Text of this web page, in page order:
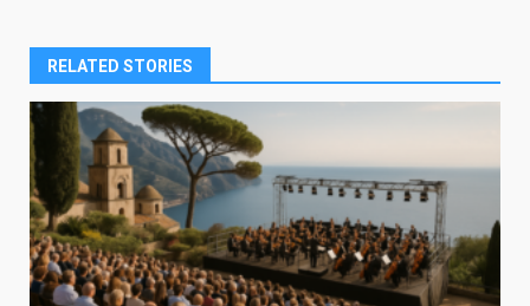
RELATED STORIES